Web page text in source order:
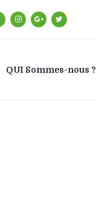
QUI Sommes-nous ?